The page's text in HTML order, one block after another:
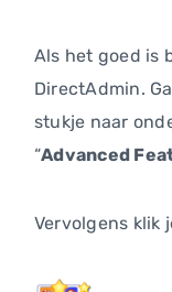
Als het goed is
DirectAdmin.
stukje naar
“Advanced
Vervolgens klik